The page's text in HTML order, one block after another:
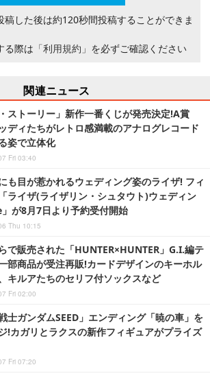
した後は約120秒間投稿することができま
る際は 「利用規約」 を必ずご確認ください
関連ニュース
・ストーリー」新作一番くじが発売決定!A賞
ディたちがレトロ感満載のアナログレコード
姿で立体化
Fri 03:40
も目が惹かれるウェディング姿のライザ! フィ
ライザ(ライザリン・シュタウト)ウェディン
が8月7日より予約受付開始
Thu 10:15
で販売された「HUNTER×HUNTER」G.I.編テ
部商品が受注再販!カードデザインのキーホル
キルアたちのセリフ付ソックスなど
Fri 02:00
士ガンダムSEED」エンディング「暁の車」を
!カガリとラクスの新作フィギュアがプライズ
Fri 07:20